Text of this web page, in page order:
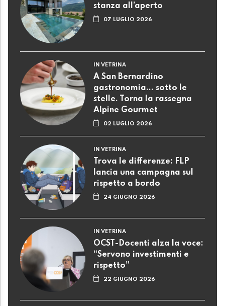
stanza all’aperto
07 LUGLIO 2026
IN VETRINA
A San Bernardino
gastronomia... sotto le
stelle. Torna la rassegna
Alpine Gourmet
02 LUGLIO 2026
IN VETRINA
Trova le differenze: FLP
lancia una campagna sul
rispetto a bordo
24 GIUGNO 2026
IN VETRINA
OCST-Docenti alza la voce:
“Servono investimenti e
rispetto”
22 GIUGNO 2026